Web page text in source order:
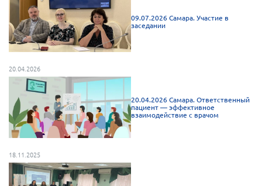
Ивановская область
Калининградская область
Кемеровская область
Кировская область
Краснодарский край
Красноярский край
Липецкая область
Ленинградская область
г. Москва
Московская область
09.07.2026 Самара. Участие в
заседании
20.04.2026
20.04.2026 Самара. Ответственный
пациент — эффективное
взаимодействие с врачом
18.11.2025